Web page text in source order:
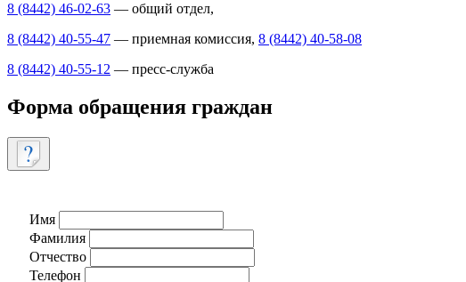
8 (8442) 46-02-63 — общий отдел,
8 (8442) 40-55-47 — приемная комиссия, 8 (8442) 40-58-08
8 (8442) 40-55-12 — пресс-служба
Форма обращения граждан
Имя
Фамилия
Отчество
Телефон